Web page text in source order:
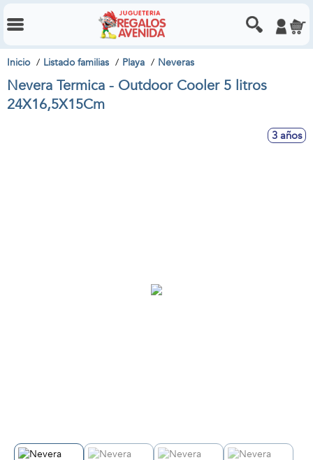
Inicio Listado familias Playa Neveras
Nevera Termica - Outdoor Cooler 5 litros
24X16,5X15Cm
3 años